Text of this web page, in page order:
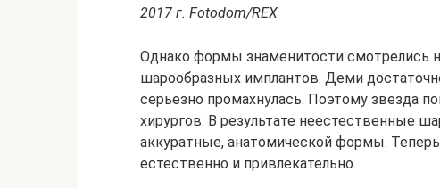
2017 г. Fotodom/REX
Однако формы знаменитости смотрелись
шарообразных имплантов. Деми
серьезно промахнулась. Поэтому звезда
хирургов. В результате неестественные
аккуратные, анатомической формы.
естественно и привлекательно.